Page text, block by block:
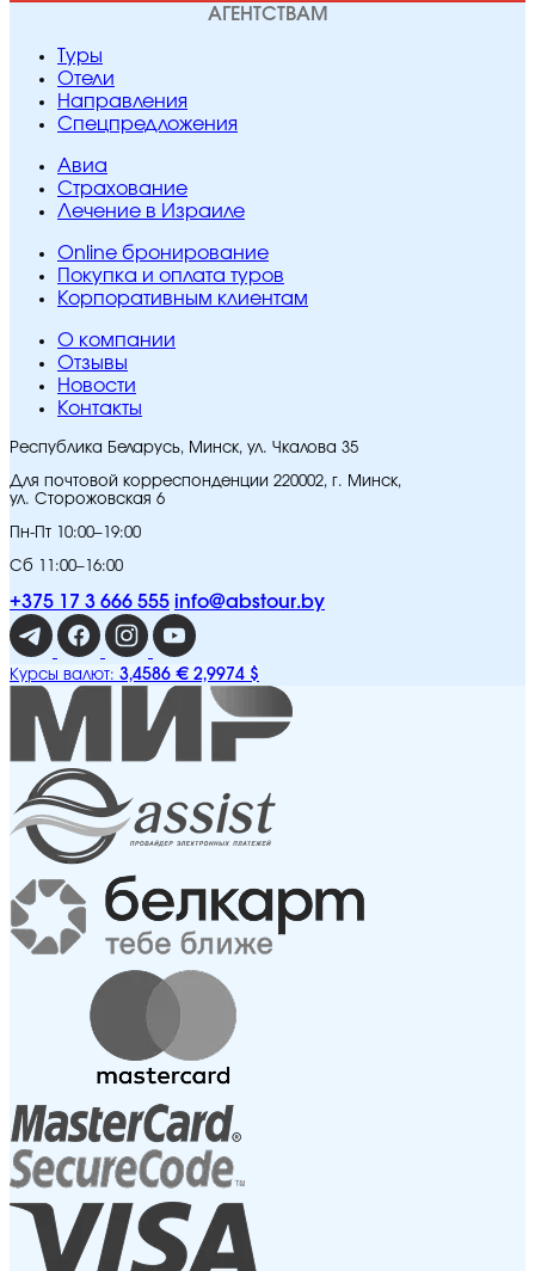
АГЕНТСТВАМ
Туры
Отели
Направления
Спецпредложения
Авиа
Страхование
Лечение в Израиле
Online бронирование
Покупка и оплата туров
Корпоративным клиентам
O компании
Отзывы
Новости
Контакты
Республика Беларусь, Минск, ул. Чкалова 35
Для почтовой корреспонденции 220002, г. Минск,
ул. Сторожовская 6
Пн-Пт 10:00–19:00
Сб 11:00–16:00
+375 17 3 666 555 info@abstour.by
Курсы валют: 3,4586 € 2,9974 $